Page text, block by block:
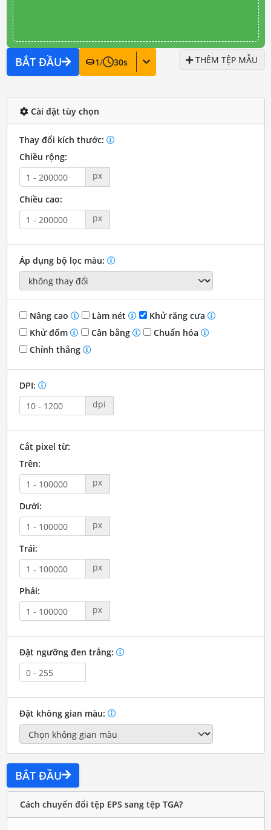
BẮT ĐẦU 1/ 30s THÊM TỆP MẪU
Cài đặt tùy chọn
Thay đổi kích thước:
Chiều rộng:
px
Chiều cao:
px
Áp dụng bộ lọc màu:
Nâng cao Làm nét
Khử răng cưa
Khử đốm
Cân bằng
Chuẩn hóa
Chỉnh thẳng
DPI:
dpi
Cắt pixel từ:
Trên:
px
Dưới:
px
Trái:
px
Phải:
px
Đặt ngưỡng đen trắng:
Đặt không gian màu:
BẮT ĐẦU
Cách chuyển đổi tệp EPS sang tệp TGA?